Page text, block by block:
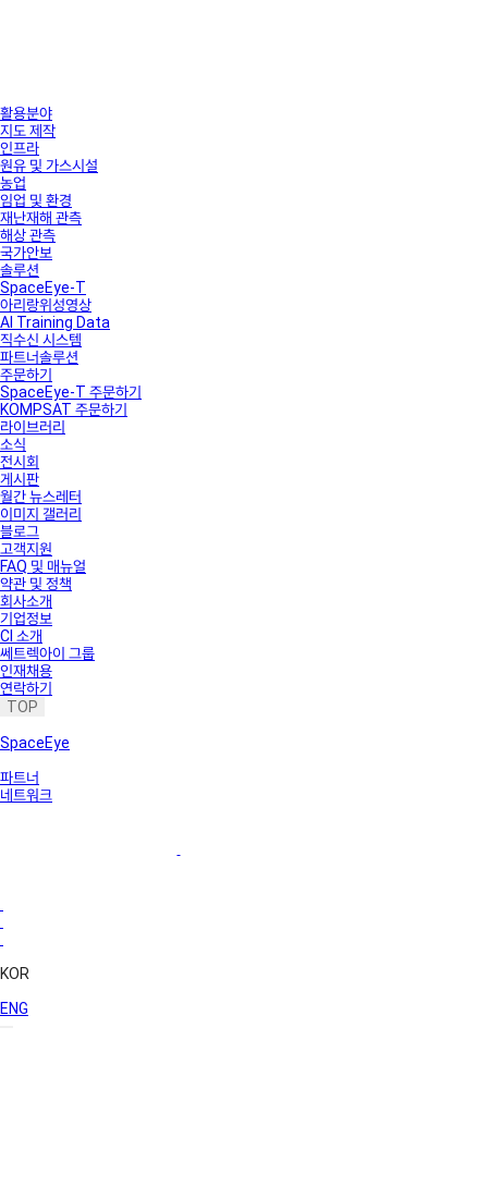
활용분야
지도 제작
인프라
원유 및 가스시설
농업
임업 및 환경
재난재해 관측
해상 관측
국가안보
솔루션
SpaceEye-T
아리랑위성영상
AI Training Data
직수신 시스템
파트너솔루션
주문하기
SpaceEye-T 주문하기
KOMPSAT 주문하기
라이브러리
소식
전시회
게시판
월간 뉴스레터
이미지 갤러리
블로그
고객지원
FAQ 및 매뉴얼
약관 및 정책
회사소개
기업정보
CI 소개
쎄트렉아이 그룹
인재채용
연락하기
TOP
SpaceEye
파트너
네트워크
KOR
ENG